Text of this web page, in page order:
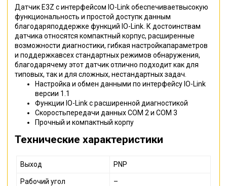
Датчик E3Z с интерфейсом IO-Link обеспечиваетвысокую
функциональность и простой доступк данным
благодаряподдержке функций IO-Link. К достоинствам
датчика относятся компактный корпус, расширенные
возможности диагностики, гибкая настройкапараметров
и поддержкавсех стандартных режимов обнаружения,
благодарячему этот датчик отлично подходит как для
типовых, так и для сложных, нестандартных задач.
Настройка и обмен данными по интерфейсу IO-Link
версии 1.1
Функции IO-Link с расширенной диагностикой
Скоростьпередачи данных COM 2 и COM 3
Прочный и компактный корпу
Технические характеристики
Выход PNP
Рабочий угол –